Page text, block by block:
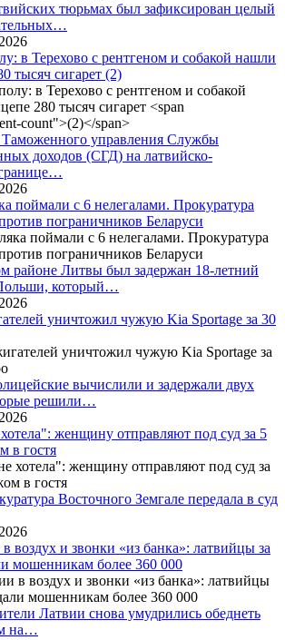
тюрьмах был зафиксирован целый
в Терехово с рентгеном и собакой нашли
тысяч сигарет (2)
управления Службы
доходов (СГД) на латвийско-
поймали с 6 нелегалами. Прокуратура
пограничников Беларуси
районе Литвы был задержан 18-летний
который…
уничтожил чужую Kia Sportage за 30
вычислили и задержали двух
решили…
женщину отправляют под суд за 5
в гостя
Восточного Земгале передала в суд
воздух и звонки «из банка»: латвийцы за
мошенникам более 360 000
Латвии снова умудрились обеднеть
на…